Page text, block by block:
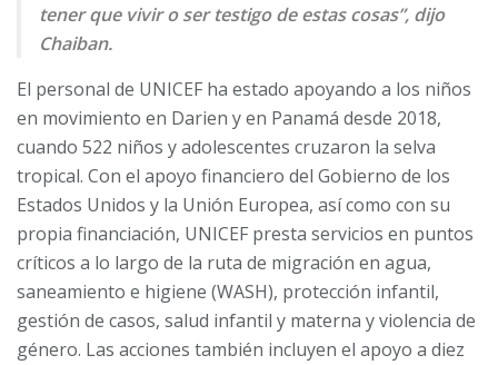
tener que vivir o ser testigo de estas cosas”, dijo
Chaiban.
El personal de UNICEF ha estado apoyando a los niños
en movimiento en Darien y en Panamá desde 2018,
cuando 522 niños y adolescentes cruzaron la selva
tropical. Con el apoyo financiero del Gobierno de los
Estados Unidos y la Unión Europea, así como con su
propia financiación, UNICEF presta servicios en puntos
críticos a lo largo de la ruta de migración en agua,
saneamiento e higiene (WASH), protección infantil,
gestión de casos, salud infantil y materna y violencia de
género. Las acciones también incluyen el apoyo a diez